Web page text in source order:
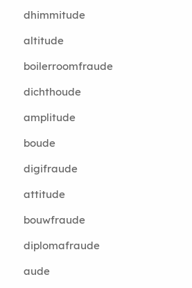
dhimmitude
altitude
boilerroomfraude
dichthoude
amplitude
boude
digifraude
attitude
bouwfraude
diplomafraude
aude